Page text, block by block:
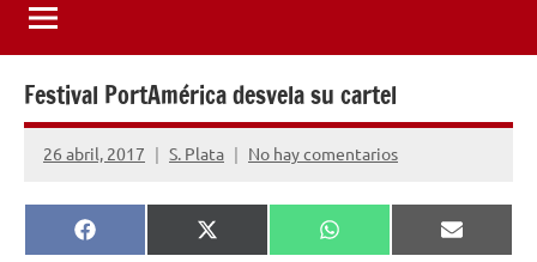
Festival PortAmérica desvela su cartel
26 abril, 2017 S. Plata No hay comentarios
Compartir
en
Facebook
Compartir
en
X
Compartir
en
WhatsApp
en
Email